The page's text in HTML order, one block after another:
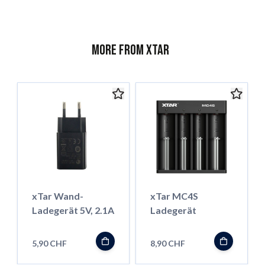
More from XTar
xTar Wand-
Ladegerät 5V, 2.1A
5,90 CHF
xTar MC4S
Ladegerät
8,90 CHF